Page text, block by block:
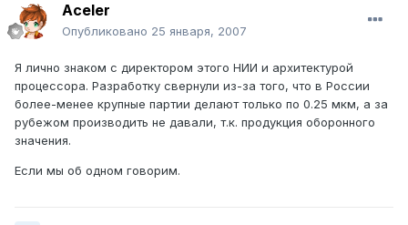
Aceler
Опубликовано 25 января, 2007
Я лично знаком с директором этого НИИ и архитектурой
процессора. Разработку свернули из-за того, что в России
более-менее крупные партии делают только по 0.25 мкм, а за
рубежом производить не давали, т.к. продукция оборонного
значения.
Если мы об одном говорим.